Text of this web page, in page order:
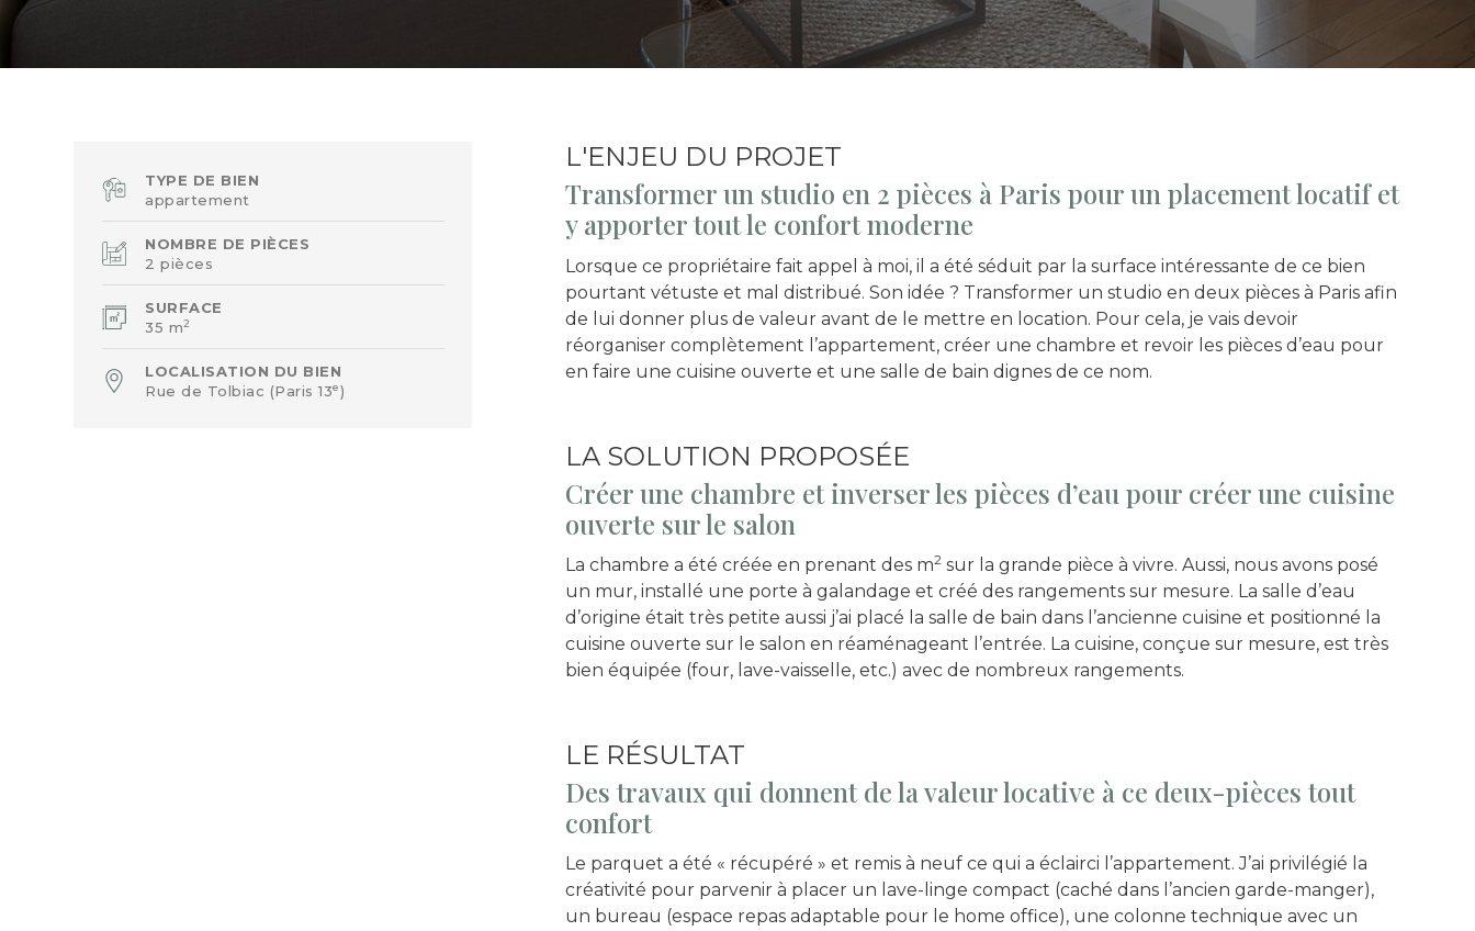
TYPE DE BIEN
appartement
NOMBRE DE PIÈCES
2 pièces
SURFACE
35 m2
LOCALISATION DU BIEN
Rue de Tolbiac (Paris 13e)
L'ENJEU DU PROJET
Transformer un studio en 2 pièces à Paris pour un placement locatif et
y apporter tout le confort moderne
Lorsque ce propriétaire fait appel à moi, il a été séduit par la surface intéressante de ce bien
pourtant vétuste et mal distribué. Son idée ? Transformer un studio en deux pièces à Paris afin
de lui donner plus de valeur avant de le mettre en location. Pour cela, je vais devoir
réorganiser complètement l’appartement, créer une chambre et revoir les pièces d’eau pour
en faire une cuisine ouverte et une salle de bain dignes de ce nom.
LA SOLUTION PROPOSÉE
Créer une chambre et inverser les pièces d’eau pour créer une cuisine
ouverte sur le salon
La chambre a été créée en prenant des m2sur la grande pièce à vivre. Aussi, nous avons posé
un mur, installé une porte à galandage et créé des rangements sur mesure. La salle d’eau
d’origine était très petite aussi j’ai placé la salle de bain dans l’ancienne cuisine et positionné la
cuisine ouverte sur le salon en réaménageant l’entrée. La cuisine, conçue sur mesure, est très
bien équipée (four, lave-vaisselle, etc.) avec de nombreux rangements.
LE RÉSULTAT
Des travaux qui donnent de la valeur locative à ce deux-pièces tout
confort
Le parquet a été « récupéré » et remis à neuf ce qui a éclairci l’appartement. J’ai privilégié la
créativité pour parvenir à placer un lave-linge compact (caché dans l’ancien garde-manger),
un bureau (espace repas adaptable pour le home office), une colonne technique avec un